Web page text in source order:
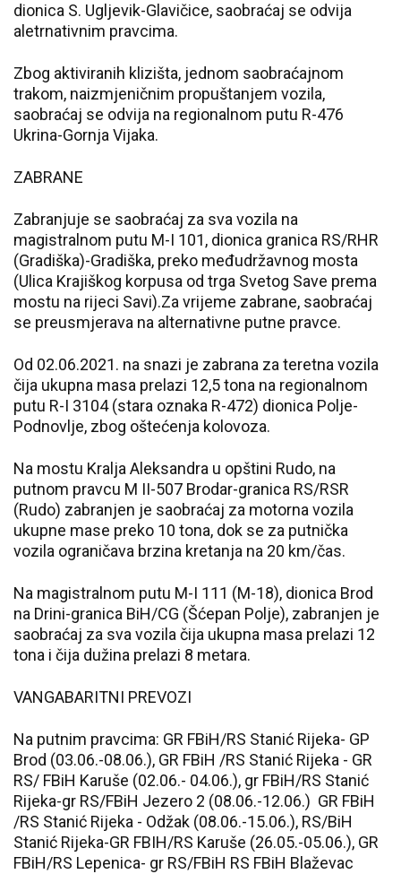
dionica S. Ugljevik-Glavičice, saobraćaj se odvija
aletrnativnim pravcima.
Zbog aktiviranih klizišta, jednom saobraćajnom
trakom, naizmjeničnim propuštanjem vozila,
saobraćaj se odvija na regionalnom putu R-476
Ukrina-Gornja Vijaka.
ZABRANE
Zabranjuje se saobraćaj za sva vozila na
magistralnom putu M-I 101, dionica granica RS/RHR
(Gradiška)-Gradiška, preko međudržavnog mosta
(Ulica Krajiškog korpusa od trga Svetog Save prema
mostu na rijeci Savi).Za vrijeme zabrane, saobraćaj
se preusmjerava na alternativne putne pravce.
Od 02.06.2021. na snazi je zabrana za teretna vozila
čija ukupna masa prelazi 12,5 tona na regionalnom
putu R-I 3104 (stara oznaka R-472) dionica Polje-
Podnovlje, zbog oštećenja kolovoza.
Na mostu Kralja Aleksandra u opštini Rudo, na
putnom pravcu M II-507 Brodar-granica RS/RSR
(Rudo) zabranjen je saobraćaj za motorna vozila
ukupne mase preko 10 tona, dok se za putnička
vozila ograničava brzina kretanja na 20 km/čas.
Na magistralnom putu M-I 111 (M-18), dionica Brod
na Drini-granica BiH/CG (Šćepan Polje), zabranjen je
saobraćaj za sva vozila čija ukupna masa prelazi 12
tona i čija dužina prelazi 8 metara.
VANGABARITNI PREVOZI
Na putnim pravcima: GR FBiH/RS Stanić Rijeka- GP
Brod (03.06.-08.06.), GR FBiH /RS Stanić Rijeka - GR
RS/ FBiH Karuše (02.06.- 04.06.), gr FBiH/RS Stanić
Rijeka-gr RS/FBiH Jezero 2 (08.06.-12.06.) GR FBiH
/RS Stanić Rijeka - Odžak (08.06.-15.06.), RS/BiH
Stanić Rijeka-GR FBIH/RS Karuše (26.05.-05.06.), GR
FBiH/RS Lepenica- gr RS/FBiH RS FBiH Blaževac